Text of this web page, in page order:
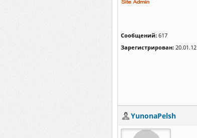
Сообщений: 617
Зарегистрирован: 20.01.12
YunonaPelsh